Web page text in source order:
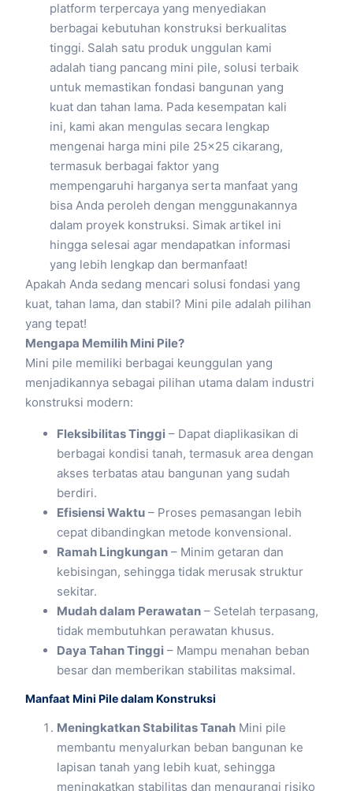
platform terpercaya yang menyediakan
berbagai kebutuhan konstruksi berkualitas
tinggi. Salah satu produk unggulan kami
adalah tiang pancang mini pile, solusi terbaik
untuk memastikan fondasi bangunan yang
kuat dan tahan lama. Pada kesempatan kali
ini, kami akan mengulas secara lengkap
mengenai harga mini pile 25×25 cikarang,
termasuk berbagai faktor yang
mempengaruhi harganya serta manfaat yang
bisa Anda peroleh dengan menggunakannya
dalam proyek konstruksi. Simak artikel ini
hingga selesai agar mendapatkan informasi
yang lebih lengkap dan bermanfaat!
Apakah Anda sedang mencari solusi fondasi yang
kuat, tahan lama, dan stabil? Mini pile adalah pilihan
yang tepat!
Mengapa Memilih Mini Pile?
Mini pile memiliki berbagai keunggulan yang
menjadikannya sebagai pilihan utama dalam industri
konstruksi modern:
Fleksibilitas Tinggi – Dapat diaplikasikan di
berbagai kondisi tanah, termasuk area dengan
akses terbatas atau bangunan yang sudah
berdiri.
Efisiensi Waktu – Proses pemasangan lebih
cepat dibandingkan metode konvensional.
Ramah Lingkungan – Minim getaran dan
kebisingan, sehingga tidak merusak struktur
sekitar.
Mudah dalam Perawatan – Setelah terpasang,
tidak membutuhkan perawatan khusus.
Daya Tahan Tinggi – Mampu menahan beban
besar dan memberikan stabilitas maksimal.
Manfaat Mini Pile dalam Konstruksi
Meningkatkan Stabilitas Tanah Mini pile
membantu menyalurkan beban bangunan ke
lapisan tanah yang lebih kuat, sehingga
meningkatkan stabilitas dan mengurangi risiko